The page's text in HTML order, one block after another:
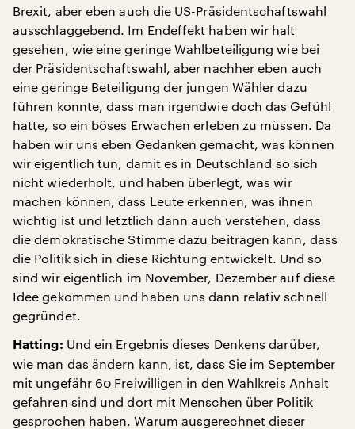
Brexit, aber eben auch die US-Präsidentschaftswahl
ausschlaggebend. Im Endeffekt haben wir halt
gesehen, wie eine geringe Wahlbeteiligung wie bei
der Präsidentschaftswahl, aber nachher eben auch
eine geringe Beteiligung der jungen Wähler dazu
führen konnte, dass man irgendwie doch das Gefühl
hatte, so ein böses Erwachen erleben zu müssen. Da
haben wir uns eben Gedanken gemacht, was können
wir eigentlich tun, damit es in Deutschland so sich
nicht wiederholt, und haben überlegt, was wir
machen können, dass Leute erkennen, was ihnen
wichtig ist und letztlich dann auch verstehen, dass
die demokratische Stimme dazu beitragen kann, dass
die Politik sich in diese Richtung entwickelt. Und so
sind wir eigentlich im November, Dezember auf diese
Idee gekommen und haben uns dann relativ schnell
gegründet.
Hatting: Und ein Ergebnis dieses Denkens darüber,
wie man das ändern kann, ist, dass Sie im September
mit ungefähr 60 Freiwilligen in den Wahlkreis Anhalt
gefahren sind und dort mit Menschen über Politik
gesprochen haben. Warum ausgerechnet dieser